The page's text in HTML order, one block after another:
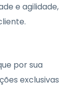
e agilidade,
por sua
exclusivas